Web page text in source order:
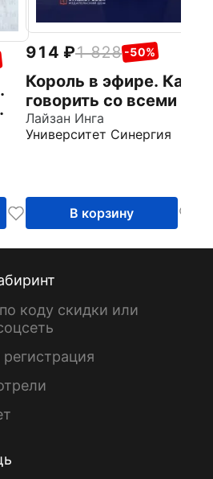
914 1 828 -50%
Король в эфире. Как
говорить со всеми и
с каждым
Лайзан Инга
Университет Синергия
В корзину
коду скидки или